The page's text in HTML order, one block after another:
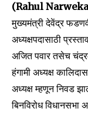
(Rahul
मुख्यमंत्री देवेंद्र
अध्यक्षपदासाठी
अजित पवार तसेच
हंगामी अध्यक्ष
अध्यक्ष म्हणून निवड
बिनविरोध विधानसभा